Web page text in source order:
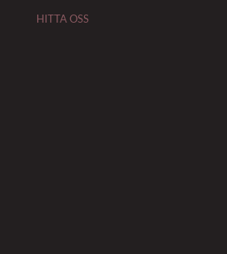
HITTA OSS